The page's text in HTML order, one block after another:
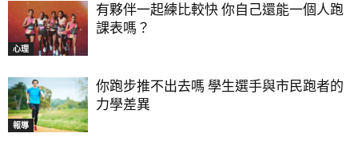
心理
有夥伴一起練比較快 你自己還能一個人跑
課表嗎？
報導
你跑步推不出去嗎 學生選手與市民跑者的
力學差異